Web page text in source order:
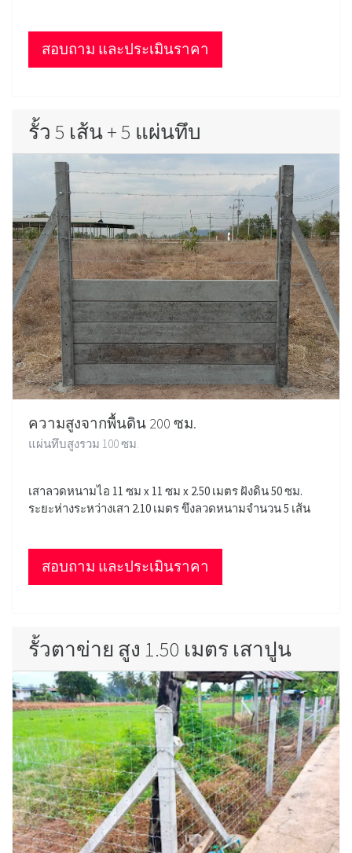
สอบถาม และประเมินราคา
รั้ว 5 เส้น + 5 แผ่นทึบ
ความสูงจากพื้นดิน 200 ซม.
แผ่นทึบสูงรวม 100 ซม.
เสาลวดหนามไอ 11 ซม x 11 ซม x 2.50 เมตร ฝังดิน 50 ซม.
ระยะห่างระหว่างเสา 2.10 เมตร ขึงลวดหนามจำนวน 5 เส้น
สอบถาม และประเมินราคา
รั้วตาข่าย สูง 1.50 เมตร เสาปูน